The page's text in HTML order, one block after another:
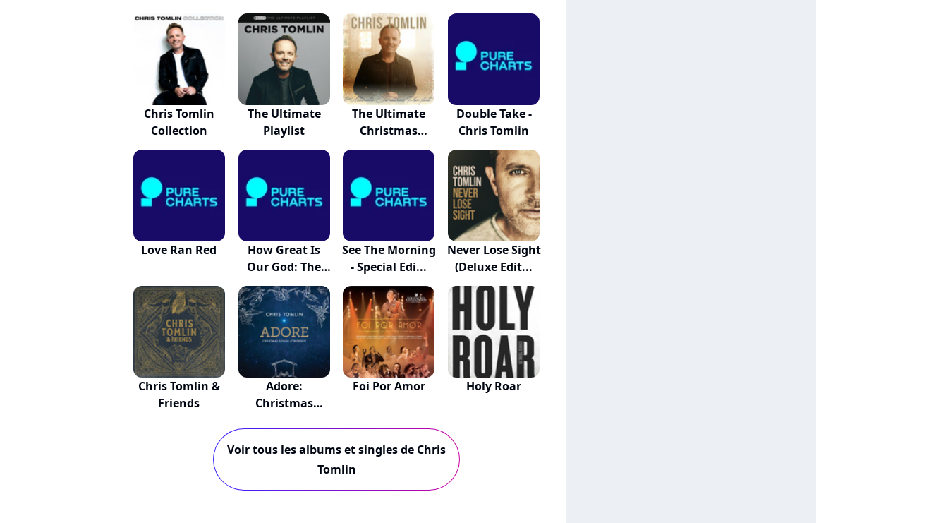
Chris Tomlin
Collection
The Ultimate
Playlist
The Ultimate
Christmas
Playlist
Double Take -
Chris Tomlin
Love Ran Red
How Great Is
Our God: The
Ess...
See The Morning
- Special Edi...
Never Lose Sight
(Deluxe Edit...
Chris Tomlin &
Friends
Adore:
Christmas
Foi Por Amor Holy Roar
Voir tous les albums et singles de Chris
Tomlin